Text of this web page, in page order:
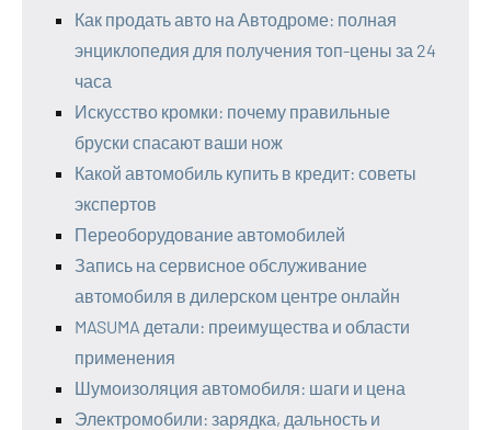
Как продать авто на Автодроме: полная
энциклопедия для получения топ-цены за 24
часа
Искусство кромки: почему правильные
бруски спасают ваши нож
Какой автомобиль купить в кредит: советы
экспертов
Переоборудование автомобилей
Запись на сервисное обслуживание
автомобиля в дилерском центре онлайн
MASUMA детали: преимущества и области
применения
Шумоизоляция автомобиля: шаги и цена
Электромобили: зарядка, дальность и